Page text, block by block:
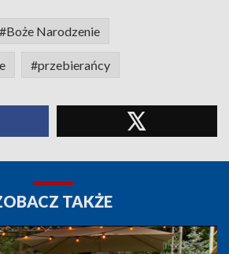
#Boże Narodzenie
#przebierańcy
TAKŻE